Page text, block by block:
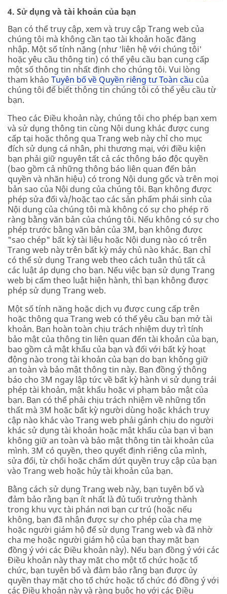
4. Sử dụng và tài khoản của bạn
Bạn có thể truy cập, xem và truy cập Trang web của
chúng tôi mà không cần tạo tài khoản hoặc đăng
nhập. Một số tính năng (như 'liên hệ với chúng tôi'
hoặc yêu cầu thông tin) có thể yêu cầu bạn cung cấp
một số thông tin nhất định cho chúng tôi. Vui lòng
tham khảo Tuyên bố về Quyền riêng tư Toàn cầu của
chúng tôi để biết thông tin chúng tôi có thể yêu cầu từ
bạn.
Theo các Điều khoản này, chúng tôi cho phép bạn xem
và sử dụng thông tin cùng Nội dung khác được cung
cấp tại hoặc thông qua Trang web này chỉ cho mục
đích sử dụng cá nhân, phi thương mại, với điều kiện
bạn phải giữ nguyên tất cả các thông báo độc quyền
(bao gồm cả những thông báo liên quan đến bản
quyền và nhãn hiệu) có trong Nội dung gốc và trên mọi
bản sao của Nội dung của chúng tôi. Bạn không được
phép sửa đổi và/hoặc tạo các sản phẩm phái sinh của
Nội dung của chúng tôi mà không có sự cho phép rõ
ràng bằng văn bản của chúng tôi. Nếu không có sự cho
phép trước bằng văn bản của 3M, bạn không được
"sao chép" bất kỳ tài liệu hoặc Nội dung nào có trên
Trang web này trên bất kỳ máy chủ nào khác. Bạn chỉ
có thể sử dụng Trang web theo cách tuân thủ tất cả
các luật áp dụng cho bạn. Nếu việc bạn sử dụng Trang
web bị cấm theo luật hiện hành, thì bạn không được
phép sử dụng Trang web.
Một số tính năng hoặc dịch vụ được cung cấp trên
hoặc thông qua Trang web có thể yêu cầu bạn mở tài
khoản. Bạn hoàn toàn chịu trách nhiệm duy trì tính
bảo mật của thông tin liên quan đến tài khoản của bạn,
bao gồm cả mật khẩu của bạn và đối với bất kỳ hoạt
động nào trong tài khoản của bạn do bạn không giữ
an toàn và bảo mật thông tin này. Bạn đồng ý thông
báo cho 3M ngay lập tức về bất kỳ hành vi sử dụng trái
phép tài khoản, mật khẩu hoặc vi phạm bảo mật của
bạn. Bạn có thể phải chịu trách nhiệm về những tổn
thất mà 3M hoặc bất kỳ người dùng hoặc khách truy
cập nào khác vào Trang web phải gánh chịu do người
khác sử dụng tài khoản hoặc mật khẩu của bạn vì bạn
không giữ an toàn và bảo mật thông tin tài khoản của
mình. 3M có quyền, theo quyết định riêng của mình,
sửa đổi, từ chối hoặc chấm dứt quyền truy cập của bạn
vào Trang web hoặc hủy tài khoản của bạn.
Bằng cách sử dụng Trang web này, bạn tuyên bố và
đảm bảo rằng bạn ít nhất là đủ tuổi trưởng thành
trong khu vực tài phán nơi bạn cư trú (hoặc nếu
không, bạn đã nhận được sự cho phép của cha mẹ
hoặc người giám hộ để sử dụng Trang web và đã nhờ
cha mẹ hoặc người giám hộ của bạn thay mặt bạn
đồng ý với các Điều khoản này). Nếu bạn đồng ý với các
Điều khoản này thay mặt cho một tổ chức hoặc tổ
chức, bạn tuyên bố và đảm bảo rằng bạn được ủy
quyền thay mặt cho tổ chức hoặc tổ chức đó đồng ý với
các Điều khoản này và ràng buộc họ với các Điều